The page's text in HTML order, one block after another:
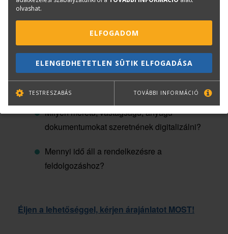
Tényleges felhasználás tervezett helyszíne (cím,
cégnév)
Milyen mennyiségű dokumentumokat
szeretnének digitalizálni?
Milyen méretű, vastagságú, anyagú
dokumentumokat szeretnének digitalizálni?
Mennyi idő áll a rendelkezésre a
feldolgozáshoz?
Éljen a lehetőséggel, kérjen árajánlatot MOST!
olvashat.
ELFOGADOM
ELENGEDHETETLEN SÜTIK ELFOGADÁSA
TESTRESZABÁS TOVÁBBI INFORMÁCIÓ